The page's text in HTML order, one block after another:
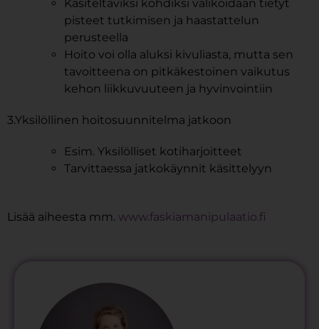
Käsiteltäviksi kohdiksi valikoidaan tietyt
pisteet tutkimisen ja haastattelun
perusteella
Hoito voi olla aluksi kivuliasta, mutta sen
tavoitteena on pitkäkestoinen vaikutus
kehon liikkuvuuteen ja hyvinvointiin
3.Yksilöllinen hoitosuunnitelma jatkoon
Esim. Yksilölliset kotiharjoitteet
Tarvittaessa jatkokäynnit käsittelyyn
Lisää aiheesta mm. www.faskiamanipulaatio.fi